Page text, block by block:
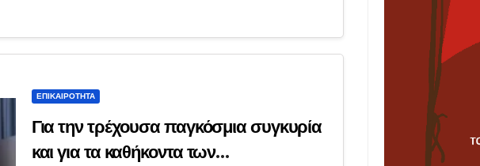
ΕΠΙΚΑΙΡΌΤΗΤΑ
Για την τρέχουσα παγκόσμια συγκυρία
και για τα καθήκοντα των